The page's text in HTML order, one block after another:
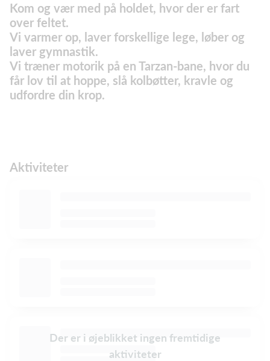
Kom og vær med på holdet, hvor der er fart
over feltet.
Vi varmer op, laver forskellige lege, løber og
laver gymnastik.
Vi træner motorik på en Tarzan-bane, hvor du
får lov til at hoppe, slå kolbøtter, kravle og
udfordre din krop.
Aktiviteter
Der er i øjeblikket ingen fremtidige
aktiviteter